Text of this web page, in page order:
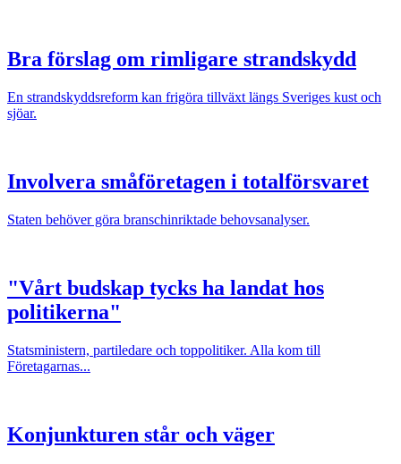
Bra förslag om rimligare strandskydd
En strandskyddsreform kan frigöra tillväxt längs Sveriges kust och
sjöar.
Involvera småföretagen i totalförsvaret
Staten behöver göra branschinriktade behovsanalyser.
"Vårt budskap tycks ha landat hos
politikerna"
Statsministern, partiledare och toppolitiker. Alla kom till
Företagarnas...
Konjunkturen står och väger